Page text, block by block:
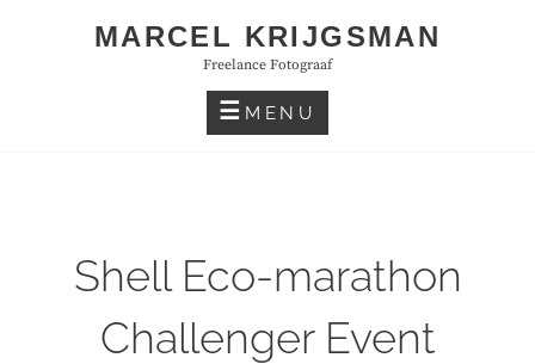
MARCEL KRIJGSMAN
Freelance Fotograaf
MENU
Shell Eco-marathon
Challenger Event